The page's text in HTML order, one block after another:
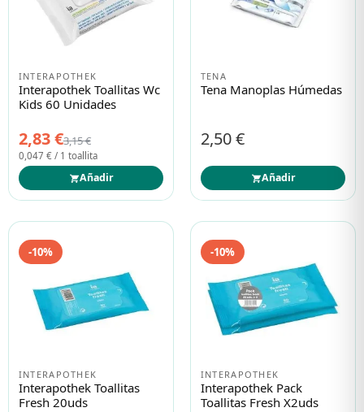
INTERAPOTHEK
Interapothek Toallitas Wc
Kids 60 Unidades
2,83 €3,15 €
0,047 € / 1 toallita
Añadir
TENA
Tena Manoplas Húmedas
2,50 €
Añadir
INTERAPOTHEK
Interapothek Toallitas
Fresh 20uds
-10%
INTERAPOTHEK
Interapothek Pack
Toallitas Fresh X2uds
-10%